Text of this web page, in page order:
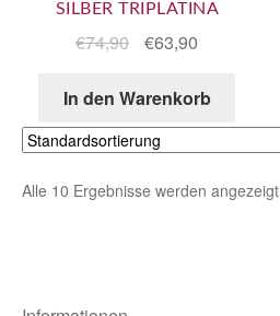
SILBER TRIPLATINA
€74,90 €63,90
In den Warenkorb
Alle 10 Ergebnisse werden angezeigt